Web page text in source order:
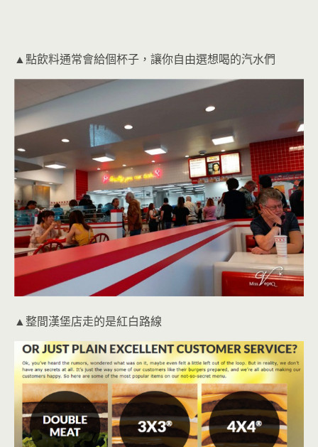
▲點飲料通常會給個杯子，讓你自由選想喝的汽水們
▲整間漢堡店走的是紅白路線